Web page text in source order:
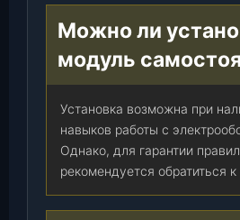
Можно ли
модуль
Установка возможна при
навыков работы с
Однако, для гарантии
рекомендуется обратиться